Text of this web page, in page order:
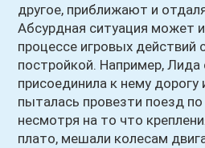
другое, приближают и
Абсурдная ситуация может
процессе игровых действий
постройкой. Например,
присоединила к нему дорогу
пыталась провезти поезд
несмотря на то что
плато, мешали колесам